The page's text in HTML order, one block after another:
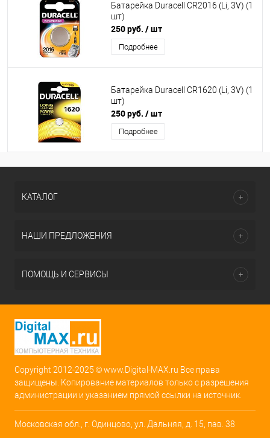
Батарейка Duracell CR2016 (Li, 3V) (1
шт)
250 руб. / шт
Подробнее
Батарейка Duracell CR1620 (Li, 3V) (1
шт)
250 руб. / шт
Подробнее
КАТАЛОГ
НАШИ ПРЕДЛОЖЕНИЯ
ПОМОЩЬ И СЕРВИСЫ
Copyright 2012-2025 © www.Digital-MAX.ru Все права
защищены. Копирование материалов только с разрешения
администрации и указанием прямой ссылки на источник.
Московская обл., г. Одинцово, ул. Дальняя, д. 15, пав. 38